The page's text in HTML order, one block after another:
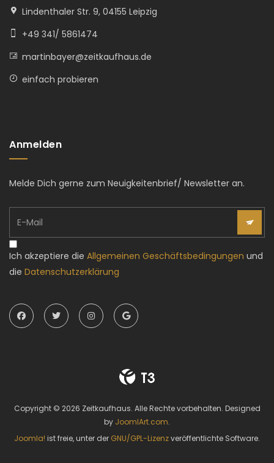
Lindenthaler Str. 9, 04155 Leipzig
+49 341/ 5861474
martinbayer@zeitkaufhaus.de
einfach probieren
Anmelden
Melde Dich gerne zum Neuigkeitenbrief/ Newsletter an.
Ich akzeptiere die Allgemeinen Geschäftsbedingungen und
die Datenschutzerklärung
Copyright © 2026 Zeitkaufhaus. Alle Rechte vorbehalten. Designed
by JoomlArt.com.
Joomla! ist freie, unter der GNU/GPL-Lizenzveröffentlichte Software.